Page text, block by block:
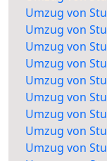
Umzug von
Umzug von
Umzug von
Umzug von
Umzug von
Umzug von
Umzug von
Umzug von
Umzug von